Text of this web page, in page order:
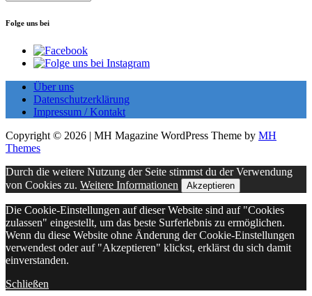
Folge uns bei
Über uns
Datenschutzerklärung
Impressum / Kontakt
Copyright © 2026 | MH Magazine WordPress Theme by MH
Themes
Durch die weitere Nutzung der Seite stimmst du der Verwendung
von Cookies zu. Weitere Informationen Akzeptieren
Die Cookie-Einstellungen auf dieser Website sind auf "Cookies
zulassen" eingestellt, um das beste Surferlebnis zu ermöglichen.
Wenn du diese Website ohne Änderung der Cookie-Einstellungen
verwendest oder auf "Akzeptieren" klickst, erklärst du sich damit
einverstanden.
Schließen